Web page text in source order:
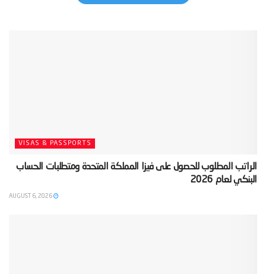
VISAS & PASSPORTS
‫الراتب المطلوب للحصول على فيزا المملكة المتحدة ومتطلبات الحساب
البنكي لعام 2026‬